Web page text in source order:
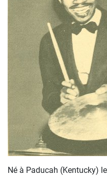
Né à Paducah (Kentucky)